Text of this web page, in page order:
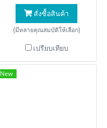
สั่งซื้อสินค้า
(มีหลายคุณสมบัติให้เลือก)
เปรียบเทียบ
New